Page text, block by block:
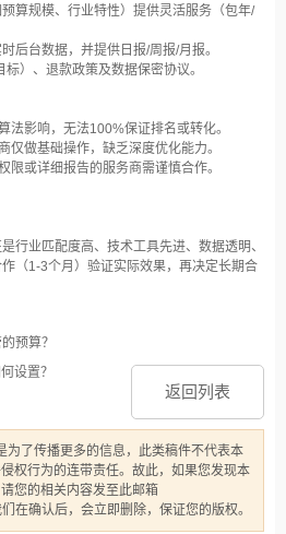
算规模、行业特性）提供灵活服务（包年/
后台数据，并提供日报/周报/月报。
）、退款政策及数据保密协议。
法影响，无法100%保证排名或转化。
仅做基础操作，缺乏深度优化能力。
限或详细报告的服务商需谨慎合作。
行业匹配度高、技术工具先进、数据透明、
（1-3个月）验证实际效果，再决定长期合
预算？
设置？
返回列表
为了传播更多的信息，此类稿件不代表本
权行为的连带责任。故此，如果您发现本
您的相关内容发至此邮箱
在确认后，会立即删除，保证您的版权。